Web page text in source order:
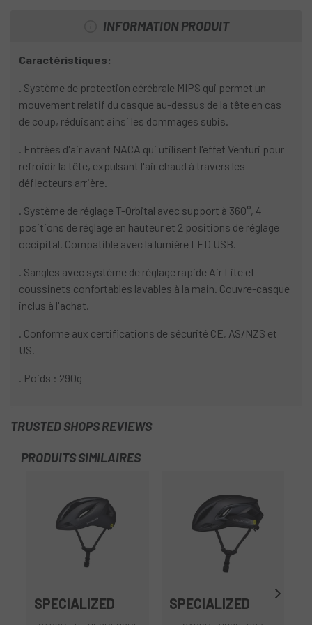
INFORMATION PRODUIT
Caractéristiques:
. Système de protection cérébrale MIPS qui permet un
mouvement relatif du casque au-dessus de la tête en cas
de coup, réduisant ainsi les dommages subis.
. Entrées d'air avant NACA qui utilisent l'effet Venturi pour
refroidir la tête, expulsant l'air chaud à travers les
déflecteurs arrière.
. Système de réglage T-Orbital avec support à 360°, 4
positions de réglage en hauteur et 2 positions de réglage
occipital. Compatible avec la lumière LED USB.
. Sangles avec système de réglage rapide Air Lite et
coussinets confortables lavables à la main. Couvre-casque
inclus à l'achat.
. Conforme aux certifications de sécurité CE, AS/NZS et
US.
. Poids : 290g
TRUSTED SHOPS REVIEWS
PRODUITS SIMILAIRES
SPECIALIZED SPECIALIZED